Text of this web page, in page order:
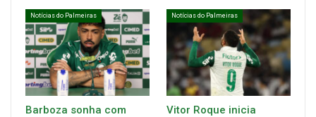
Notícias do Palmeiras
Barboza sonha com
Notícias do Palmeiras
Vitor Roque inicia